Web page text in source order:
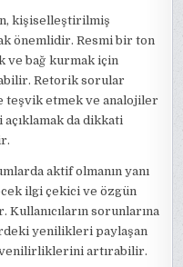
kişiselleştirilmiş
önemlidir. Resmi bir ton
ve bağ kurmak için
Retorik sorular
teşvik etmek ve analojiler
da dikkati
aktif olmanın yanı
ilgi çekici ve özgün
sorunlarına
yenilikleri paylaşan
artırabilir.